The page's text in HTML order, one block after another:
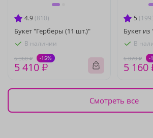
4.9 (810)
Букет "Герберы (11 шт.)"
В наличии
6 360 ₽ -15%
5 410 ₽
5
Букет
В
6 070 ₽ -
5 160
Смотреть все